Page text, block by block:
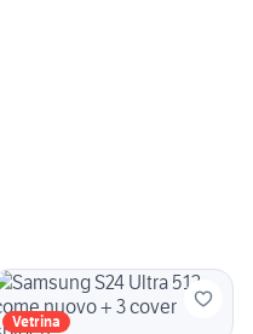
Vetrina